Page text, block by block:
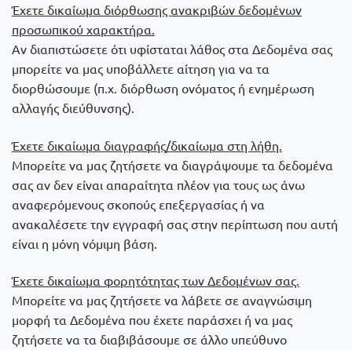
Έχετε δικαίωμα διόρθωσης ανακριβών δεδομένων
προσωπικού χαρακτήρα.
Αν διαπιστώσετε ότι υφίσταται λάθος στα Δεδομένα σας
μπορείτε να μας υποβάλλετε αίτηση για να τα
διορθώσουμε (π.χ. διόρθωση ονόματος ή ενημέρωση
αλλαγής διεύθυνσης).
Έχετε δικαίωμα διαγραφής/δικαίωμα στη λήθη.
Μπορείτε να μας ζητήσετε να διαγράψουμε τα δεδομένα
σας αν δεν είναι απαραίτητα πλέον για τους ως άνω
αναφερόμενους σκοπούς επεξεργασίας ή να
ανακαλέσετε την εγγραφή σας στην περίπτωση που αυτή
είναι η μόνη νόμιμη βάση.
Έχετε δικαίωμα φορητότητας των Δεδομένων σας.
Μπορείτε να μας ζητήσετε να λάβετε σε αναγνώσιμη
μορφή τα Δεδομένα που έχετε παράσχει ή να μας
ζητήσετε να τα διαβιβάσουμε σε άλλο υπεύθυνο